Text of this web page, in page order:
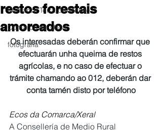
Comarca Terra de Melide
Comarca da Ulloa
fotografía
restos forestais
amoreados
Os interesadas deberán confirmar que
efectuarán unha queima de restos
agrícolas, e no caso de efectuar o
trámite chamando ao 012, deberán dar
conta tamén disto por teléfono
Ecos da Comarca/Xeral
A Consellería de Medio Rural